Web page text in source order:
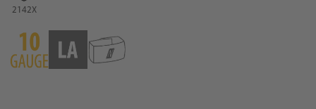
2142X